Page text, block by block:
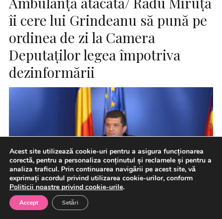
îi cere lui Grindeanu să pună pe
ordinea de zi la Camera
Deputaţilor legea împotriva
dezinformării
Radu Miruţă, ministrul interimar al Apărării, îi solicită,
Acest site utilizează cookie-uri pentru a asigura funcționarea
corectă, pentru a personaliza conținutul și reclamele și pentru a
analiza traficul. Prin continuarea navigării pe acest site, vă
exprimați acordul privind utilizarea cookie-urilor, conform
Politicii noastre privind cookie-urile.
Accept Setări